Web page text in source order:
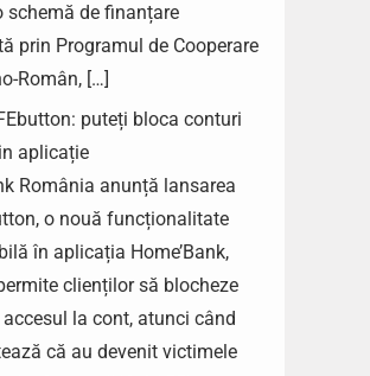
schemă de finanțare
prin Programul de Cooperare
Român, […]
puteți bloca conturi
aplicație
România anunță lansarea
o nouă funcționalitate
în aplicația Home’Bank,
clienților să blocheze
la cont, atunci când
că au devenit victimele